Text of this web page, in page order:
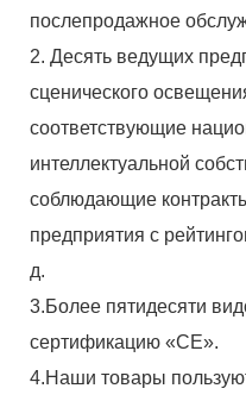
послепродажное
2. Десять ведущих
сценического
соответствующие
интеллектуальной
соблюдающие
предприятия с
д.
3.Более пятидесяти
сертификацию «CE».
4.Наши товары